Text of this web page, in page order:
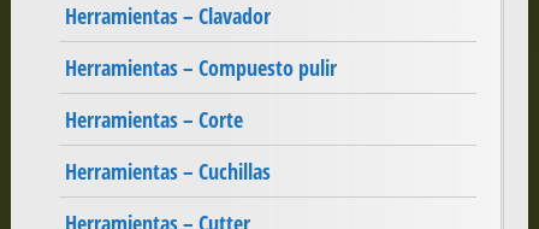
Herramientas – Clavador
Herramientas – Compuesto pulir
Herramientas – Corte
Herramientas – Cuchillas